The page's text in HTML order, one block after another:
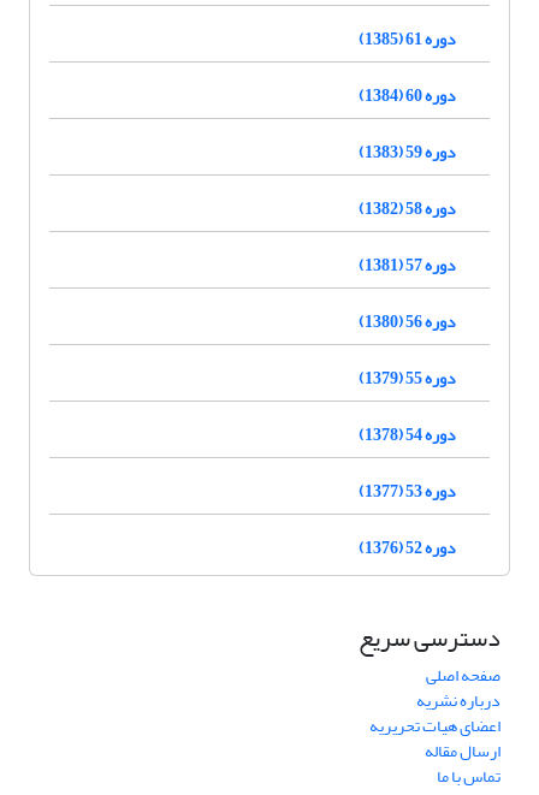
دوره 61 (1385)
دوره 60 (1384)
دوره 59 (1383)
دوره 58 (1382)
دوره 57 (1381)
دوره 56 (1380)
دوره 55 (1379)
دوره 54 (1378)
دوره 53 (1377)
دوره 52 (1376)
دسترسی سریع
صفحه اصلی
درباره نشریه
اعضای هیات تحریریه
ارسال مقاله
تماس با ما